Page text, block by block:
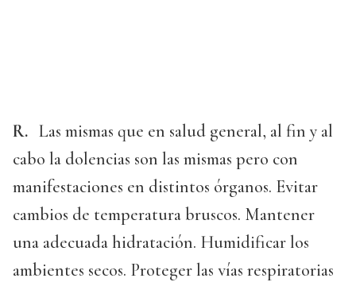
R. Las mismas que en salud general, al fin y al
cabo la dolencias son las mismas pero con
manifestaciones en distintos órganos. Evitar
cambios de temperatura bruscos. Mantener
una adecuada hidratación. Humidificar los
ambientes secos. Proteger las vías respiratorias